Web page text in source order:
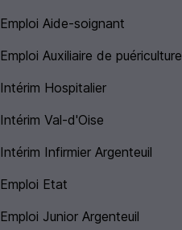
Emploi Aide-soignant
Emploi Auxiliaire de puériculture
Intérim Hospitalier
Intérim Val-d'Oise
Intérim Infirmier Argenteuil
Emploi Etat
Emploi Junior Argenteuil